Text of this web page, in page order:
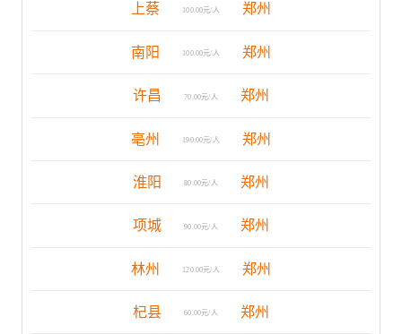
上蔡 100.00元/人 郑州
南阳 100.00元/人 郑州
许昌 70.00元/人 郑州
亳州 190.00元/人 郑州
淮阳 80.00元/人 郑州
项城 90.00元/人 郑州
林州 120.00元/人 郑州
杞县 60.00元/人 郑州